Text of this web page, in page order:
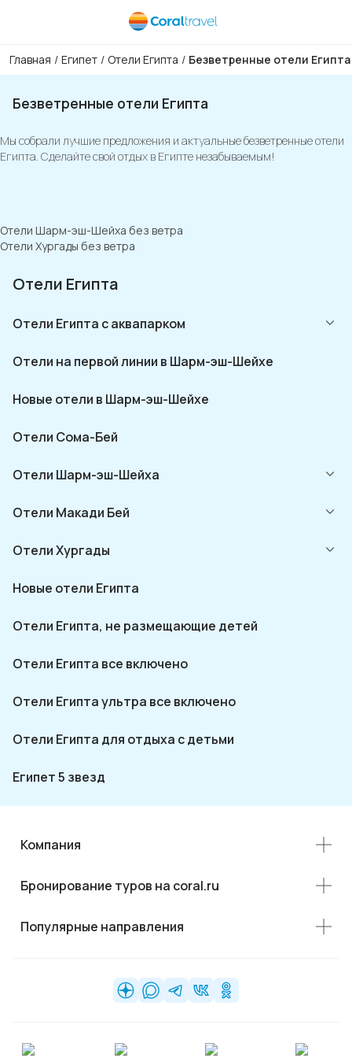
Главная / Египет / Отели Египта / Безветренные отели Египта
Безветренные отели Египта
Мы собрали лучшие предложения и актуальные безветренные отели
Египта. Сделайте свой отдых в Египте незабываемым!
Отели Шарм-эш-Шейха без ветра
Отели Хургады без ветра
Отели Египта
Отели Египта с аквапарком
Отели на первой линии в Шарм-эш-Шейхе
Новые отели в Шарм-эш-Шейхе
Отели Сома-Бей
Отели Шарм-эш-Шейха
Отели Макади Бей
Отели Хургады
Новые отели Египта
Отели Египта, не размещающие детей
Отели Египта все включено
Отели Египта ультра все включено
Отели Египта для отдыха с детьми
Египет 5 звезд
Компания
Бронирование туров на coral.ru
Популярные направления